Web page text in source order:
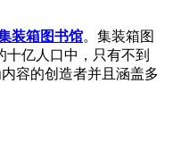
装箱图书馆。集装箱图
亿人口中，只有不到
容的创造者并且涵盖多